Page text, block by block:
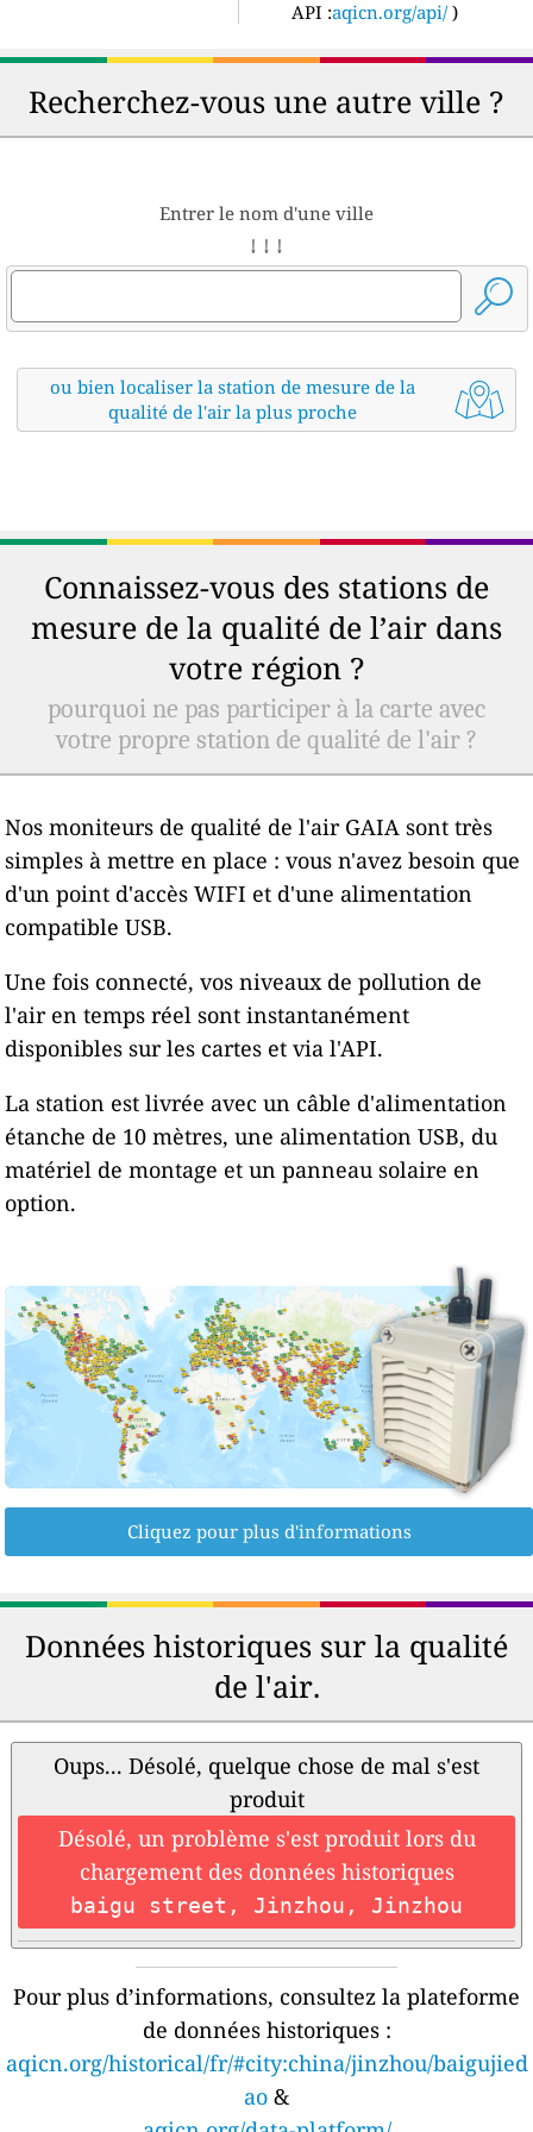
API :aqicn.org/api/ )
Recherchez-vous une autre ville ?
Entrer le nom d'une ville
↓ ↓ ↓
ou bien localiser la station de mesure de la
qualité de l'air la plus proche
Connaissez-vous des stations de
mesure de la qualité de l’air dans
votre région ?
pourquoi ne pas participer à la carte avec
votre propre station de qualité de l'air ?
Nos moniteurs de qualité de l'air GAIA sont très
simples à mettre en place : vous n'avez besoin que
d'un point d'accès WIFI et d'une alimentation
compatible USB.
Une fois connecté, vos niveaux de pollution de
l'air en temps réel sont instantanément
disponibles sur les cartes et via l'API.
La station est livrée avec un câble d'alimentation
étanche de 10 mètres, une alimentation USB, du
matériel de montage et un panneau solaire en
option.
Cliquez pour plus d'informations
Données historiques sur la qualité
de l'air.
Oups... Désolé, quelque chose de mal s'est
produit
Désolé, un problème s'est produit lors du
chargement des données historiques
baigu street, Jinzhou, Jinzhou
Pour plus d’informations, consultez la plateforme
de données historiques :
aqicn.org/historical/fr/#city:china/jinzhou/baigujied
ao &